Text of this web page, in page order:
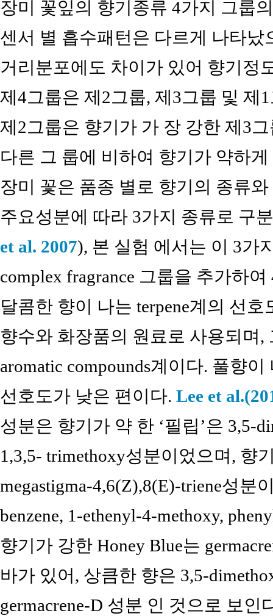
장미 꽃잎의 향기종류 4가지 그룹
센서 별 흡수패턴은 다르게 나타났
거리분포에도 차이가 있어 향기정
제4그룹은 제2그룹, 제3그룹 및 제
제2그룹은 향기가 가 장 강한 제3
다른 그 룹에 비하여 향기가 약하
장미 꽃은 품종 별로 향기의 종류
주요성분에 따라 3가지 종류로 구
et al. 2007), 본 실험 에서는 이 3가
complex fragrance 그룹을 추가하
달콤한 향이 나는 terpene계의 선
향수와 화장품의 원료로 사용되며
aromatic compounds계이다. 풀향
선호도가 낮은 편이다. Lee et
성분은 향기가 약 한 ‘필립’은 3,5-
1,3,5- trimethoxy성분이었으며, 향
megastigma-4,6(Z),8(E)-triene성분
benzene, 1-ethenyl-4-methoxy,
향기가 강한 Honey Blue는
바가 있어, 상큼한 향은 3,5-
germacrene-D 성분 인 것으로 보인